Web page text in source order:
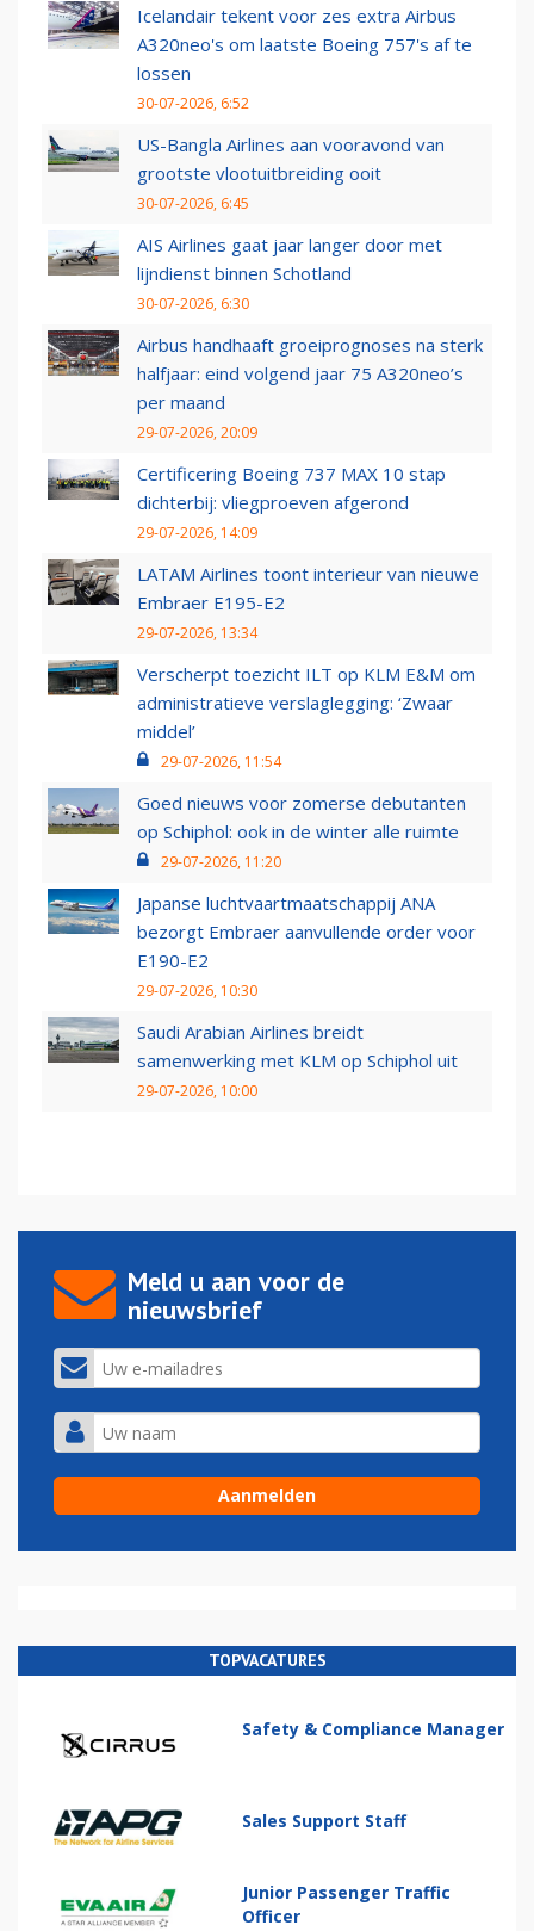
Icelandair tekent voor zes extra Airbus
A320neo's om laatste Boeing 757's af te
lossen
30-07-2026, 6:52
US-Bangla Airlines aan vooravond van
grootste vlootuitbreiding ooit
30-07-2026, 6:45
AIS Airlines gaat jaar langer door met
lijndienst binnen Schotland
30-07-2026, 6:30
Airbus handhaaft groeiprognoses na sterk
halfjaar: eind volgend jaar 75 A320neo’s
per maand
29-07-2026, 20:09
Certificering Boeing 737 MAX 10 stap
dichterbij: vliegproeven afgerond
29-07-2026, 14:09
LATAM Airlines toont interieur van nieuwe
Embraer E195-E2
29-07-2026, 13:34
Verscherpt toezicht ILT op KLM E&M om
administratieve verslaglegging: ‘Zwaar
middel’
29-07-2026, 11:54
Goed nieuws voor zomerse debutanten
op Schiphol: ook in de winter alle ruimte
29-07-2026, 11:20
Japanse luchtvaartmaatschappij ANA
bezorgt Embraer aanvullende order voor
E190-E2
29-07-2026, 10:30
Saudi Arabian Airlines breidt
samenwerking met KLM op Schiphol uit
29-07-2026, 10:00
Meld u aan voor de
nieuwsbrief
TOPVACATURES
Safety & Compliance Manager
Sales Support Staff
Junior Passenger Traffic
Officer